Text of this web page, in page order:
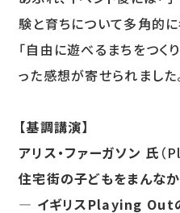
験と育ちについて多角的
「自由に遊べるまちをつく
った感想が寄せられました
【基調講演】
アリス・ファーガソン 氏 （
住宅街の子どもをまんな
― イギリスPlaying Out